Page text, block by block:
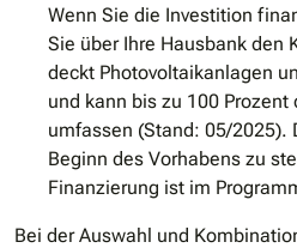
Wenn Sie die Investition
Sie über Ihre Hausbank den
deckt Photovoltaikanlagen
und kann bis zu 100
umfassen (Stand: 05/2025).
Beginn des Vorhabens zu
Finanzierung ist im
Bei der Auswahl und